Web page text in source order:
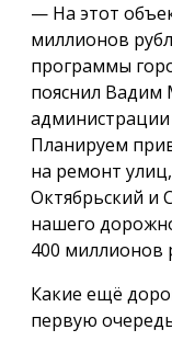
— На этот
миллионов
программы
пояснил Вадим
администрации
Планируем
на ремонт
Октябрьский и
нашего
400 миллионов
Какие ещё
первую